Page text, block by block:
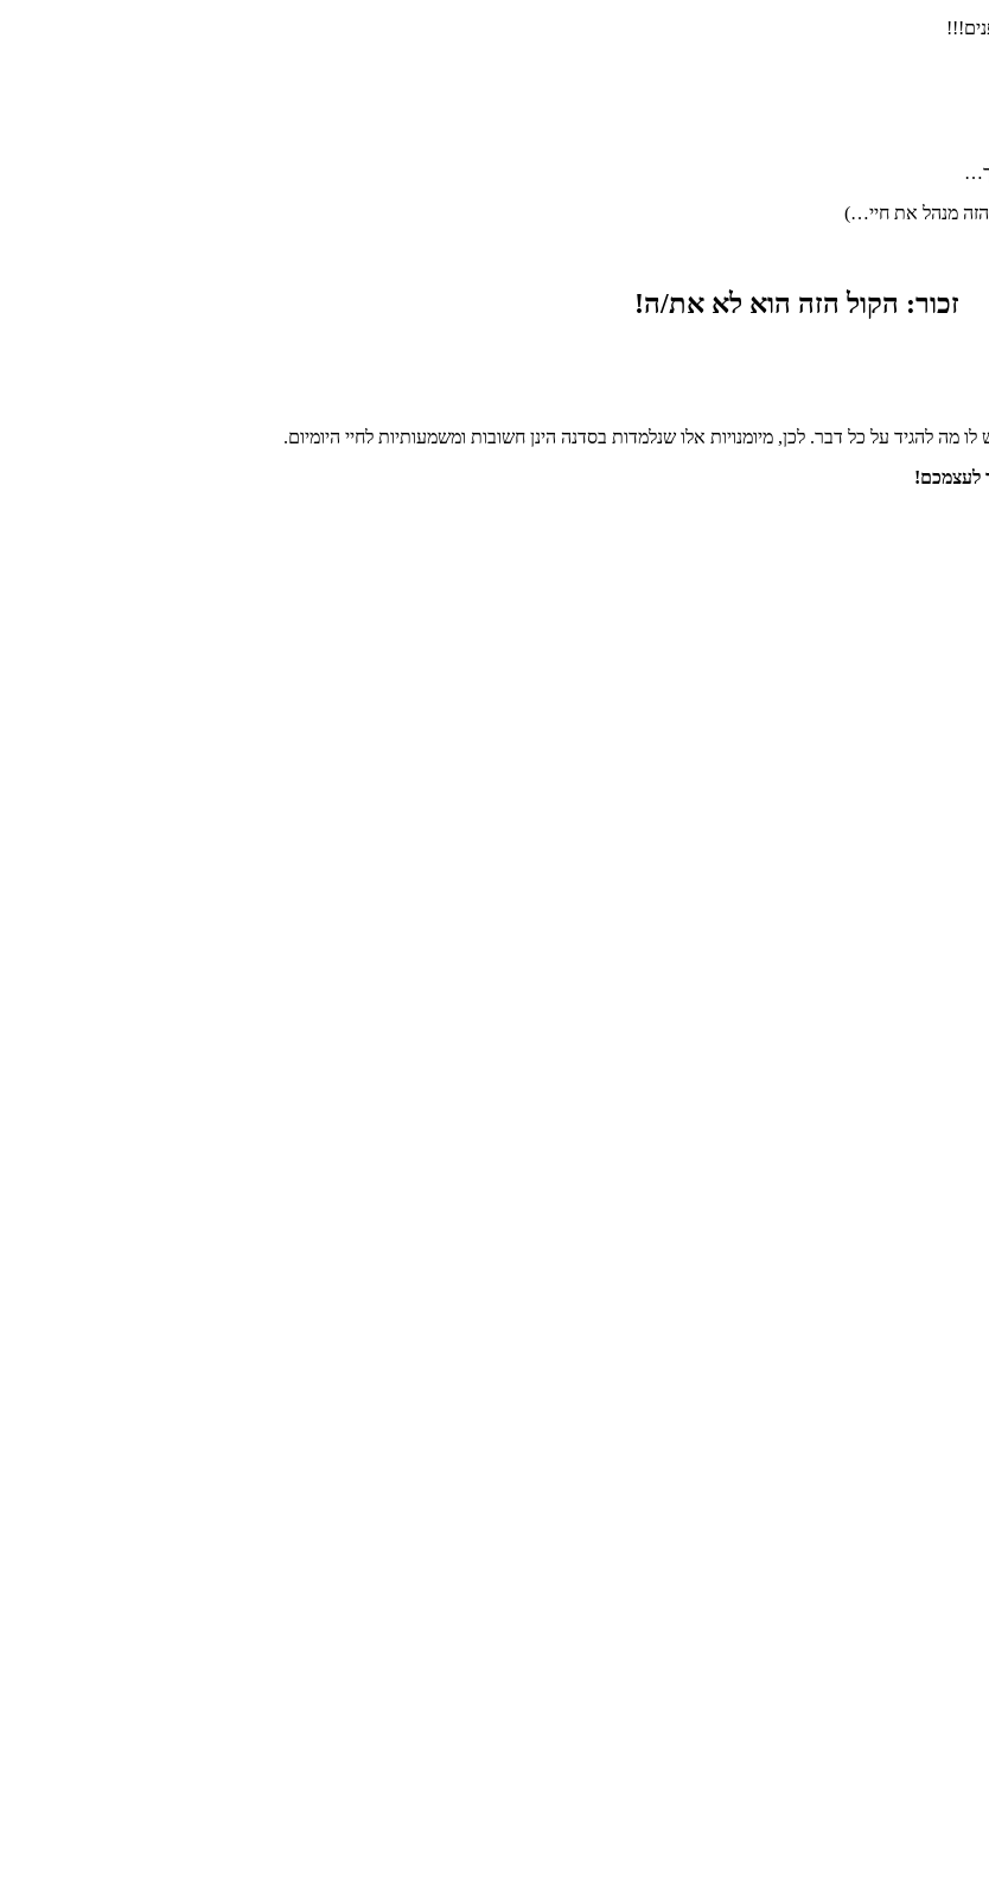
זכור: הקול הזה הוא לא את/ה!
להגיד על כל דבר. לכן, מיומנויות אלו שנלמדות בסדנה הינן חשובות ומשמעותיות לחיי היומיום.
לעצמכם!